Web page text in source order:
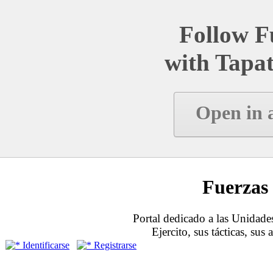
Follow
with
Open in
Portal dedicado a las
Ejercito, sus tácticas, sus
Identificarse Registrarse